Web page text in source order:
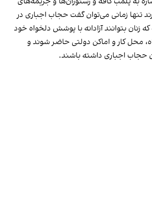
تنها زمانی می‌توان گفت حجاب اجباری در
زنان بتوانند آزادانه با پوشش دلخواه خود
محل کار و اماکن دولتی حاضر شوند و
حجاب اجباری داشته باشند.